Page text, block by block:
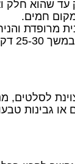
לסלטים,
גבינות